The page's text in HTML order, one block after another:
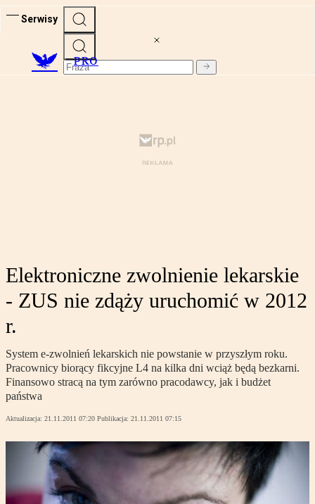
Serwisy
PRO
Elektroniczne zwolnienie lekarskie
- ZUS nie zdąży uruchomić w 2012
r.
System e-zwolnień lekarskich nie powstanie w przyszłym roku.
Pracownicy biorący fikcyjne L4 na kilka dni wciąż będą bezkarni.
Finansowo stracą na tym zarówno pracodawcy, jak i budżet
państwa
Aktualizacja: 21.11.2011 07:20 Publikacja: 21.11.2011 07:15